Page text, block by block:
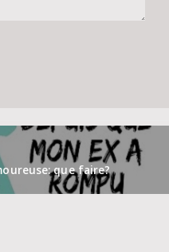
que faire?